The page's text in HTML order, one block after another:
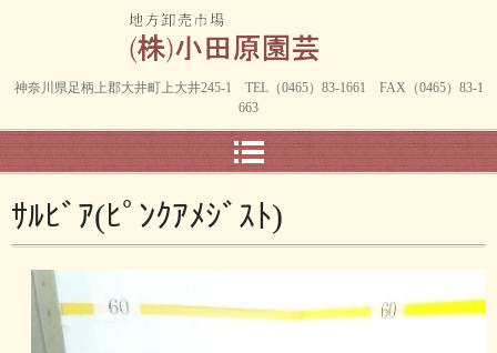
神奈川県足柄上郡大井町上大井245-1 TEL（0465）83-1661 FAX（0465）83-1
663
ｻﾙﾋﾞｱ(ﾋﾟﾝｸｱﾒｼﾞｽﾄ)